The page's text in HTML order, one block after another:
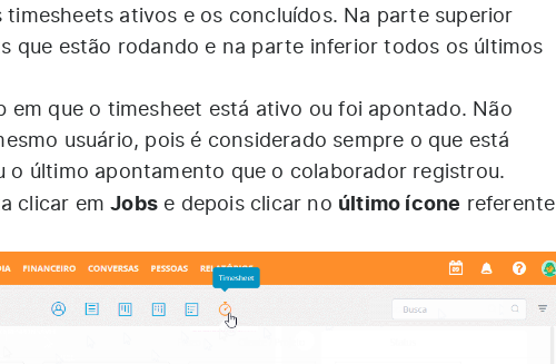
timesheets ativos e os concluídos. Na parte superior
que estão rodando e na parte inferior todos os últimos
em que o timesheet está ativo ou foi apontado. Não
usuário, pois é considerado sempre o que está
o último apontamento que o colaborador registrou.
clicar emJobs e depois clicar no último ícone referente